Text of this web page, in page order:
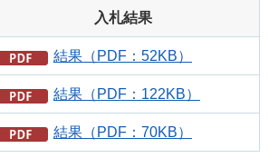
入札結果
結果（PDF：52KB）
結果（PDF：122KB）
結果（PDF：70KB）